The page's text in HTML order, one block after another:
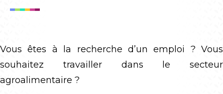
Vous êtes à la recherche d’un emploi ? Vous
souhaitez travailler dans le
secteur
agroalimentaire ?